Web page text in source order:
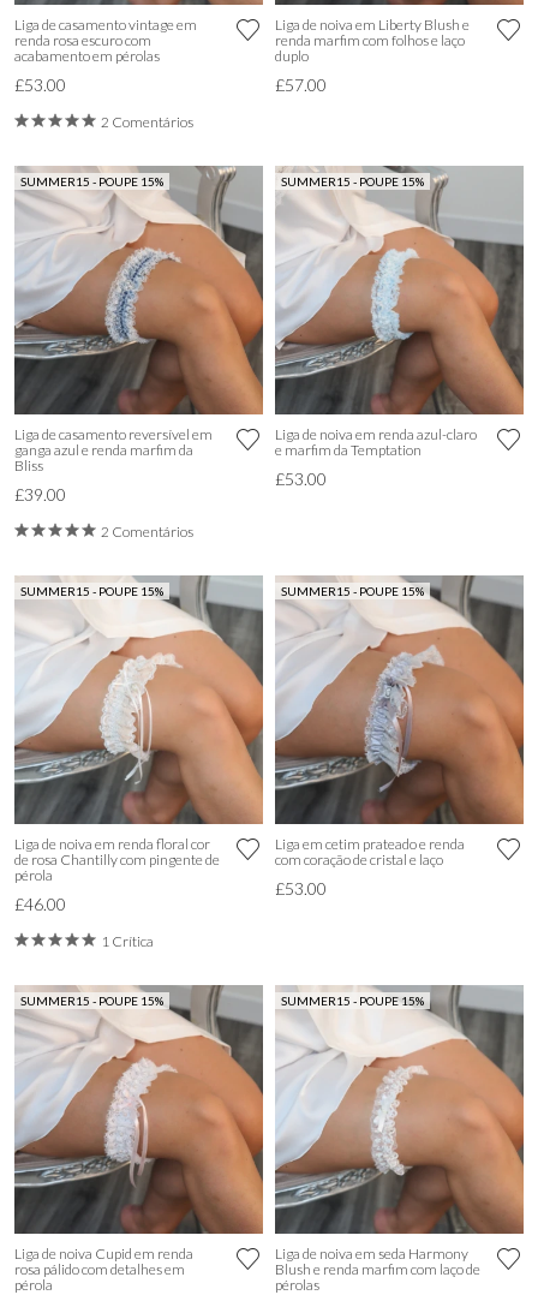
Liga de casamento vintage em
renda rosa escuro com
acabamento em pérolas
£53.00
2 Comentários
Liga de noiva em Liberty Blush e
renda marfim com folhos e laço
duplo
£57.00
SUMMER15 - POUPE 15%
Liga de casamento reversível em
ganga azul e renda marfim da
Bliss
£39.00
2 Comentários
SUMMER15 - POUPE 15%
Liga de noiva em renda azul-claro
e marfim da Temptation
£53.00
SUMMER15 - POUPE 15%
Liga de noiva em renda floral cor
de rosa Chantilly com pingente de
pérola
£46.00
1 Crítica
SUMMER15 - POUPE 15%
Liga em cetim prateado e renda
com coração de cristal e laço
£53.00
SUMMER15 - POUPE 15%
Liga de noiva Cupid em renda
rosa pálido com detalhes em
pérola
SUMMER15 - POUPE 15%
Liga de noiva em seda Harmony
Blush e renda marfim com laço de
pérolas